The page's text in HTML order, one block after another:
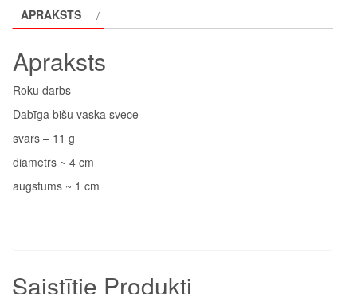
APRAKSTS
Apraksts
Roku darbs
Dabīga bišu vaska svece
svars – 11 g
diametrs ~ 4 cm
augstums ~ 1 cm
Saistītie Produkti